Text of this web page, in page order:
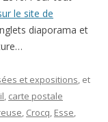
le site de
diaporama et
et expositions, et
, carte postale
, Crocq, Esse,